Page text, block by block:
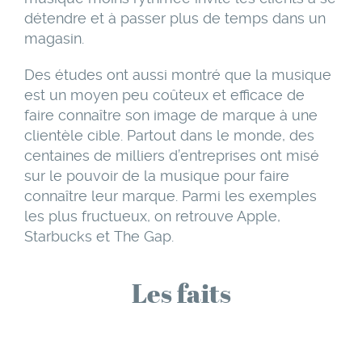
détendre et à passer plus de temps dans un
magasin.
Des études ont aussi montré que la musique
est un moyen peu coûteux et efficace de
faire connaître son image de marque à une
clientèle cible. Partout dans le monde, des
centaines de milliers d’entreprises ont misé
sur le pouvoir de la musique pour faire
connaître leur marque. Parmi les exemples
les plus fructueux, on retrouve Apple,
Starbucks et The Gap.
Les faits